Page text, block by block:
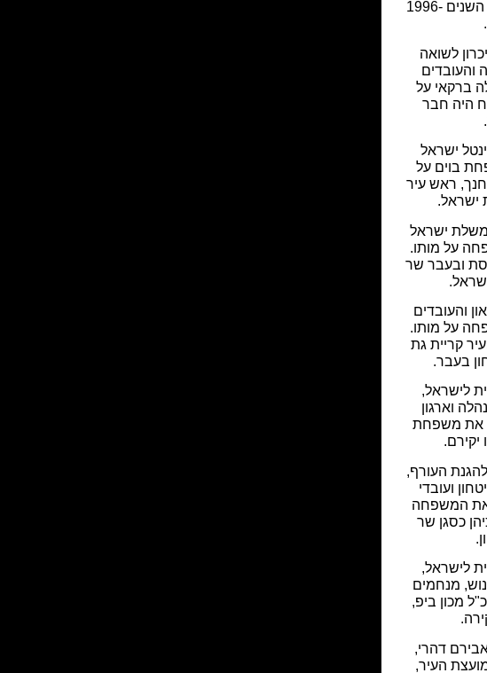
חבר כנסת ושר בין השנים 1996-
לשואה
והעובדים
ברקאי על
היה חבר
ישראל
בוים על
ראש עיר
ישראל.
ישראל
על מותו.
ובעבר שר
והעובדים
על מותו.
קריית גת
בעבר.
לישראל,
וארגון
את משפחת
יקירם.
העורף,
ועובדי
המשפחה
כסגן שר
לישראל,
מנחמים
מכון ביפ,
דהרי,
העיר,